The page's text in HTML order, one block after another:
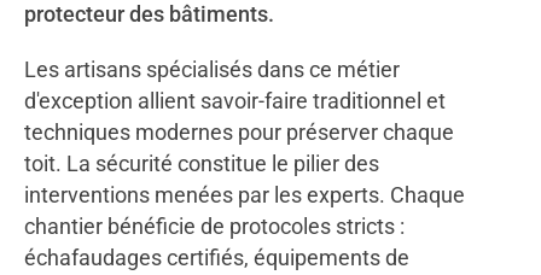
protecteur des bâtiments.
Les artisans spécialisés dans ce métier
d'exception allient savoir-faire traditionnel et
techniques modernes pour préserver chaque
toit. La sécurité constitue le pilier des
interventions menées par les experts. Chaque
chantier bénéficie de protocoles stricts :
échafaudages certifiés, équipements de